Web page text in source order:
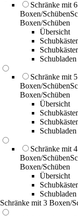
Schränke mit 6
Boxen/Schüben
Boxen/Schüben
Übersicht
Schränke mit 5
Boxen/Schüben
Boxen/Schüben
Übersicht
Schränke mit 4
Boxen/Schüben
Boxen/Schüben
Übersicht
Schränke mit 3 Boxen/